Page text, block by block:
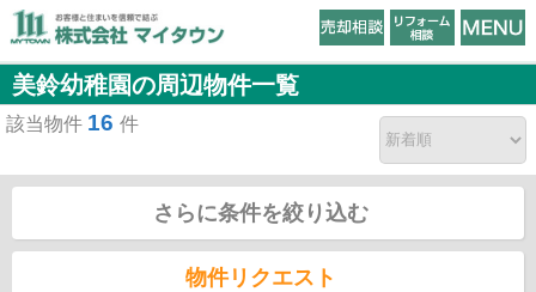
美鈴幼稚園の周辺物件一覧
該当物件 16 件
さらに条件を絞り込む
物件リクエスト